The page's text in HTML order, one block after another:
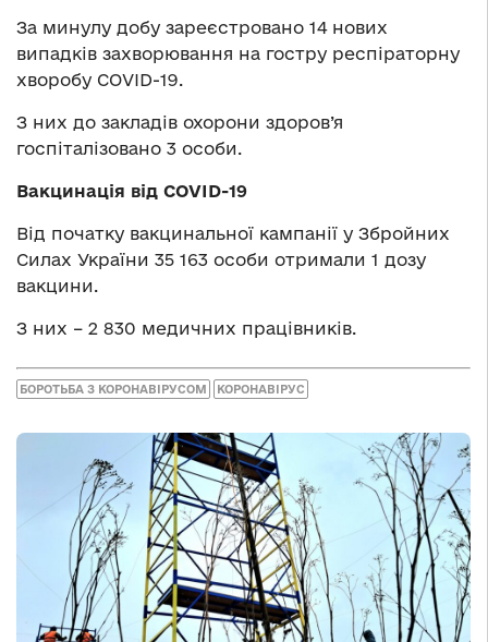
За минулу добу зареєстровано 14 нових
випадків захворювання на гостру респіраторну
хворобу COVID-19.
З них до закладів охорони здоров’я
госпіталізовано 3 особи.
Вакцинація від COVID-19
Від початку вакцинальної кампанії у Збройних
Силах України 35 163 особи отримали 1 дозу
вакцини.
З них – 2 830 медичних працівників.
БОРОТЬБА З КОРОНАВІРУСОМ КОРОНАВІРУС